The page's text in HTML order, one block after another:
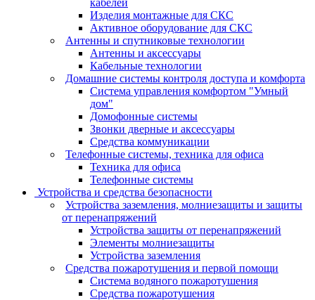
кабелей
Изделия монтажные для СКС
Активное оборудование для СКС
Антенны и спутниковые технологии
Антенны и аксессуары
Кабельные технологии
Домашние системы контроля доступа и комфорта
Система управления комфортом "Умный
дом"
Домофонные системы
Звонки дверные и аксессуары
Средства коммуникации
Телефонные системы, техника для офиса
Техника для офиса
Телефонные системы
Устройства и средства безопасности
Устройства заземления, молниезащиты и защиты
от перенапряжений
Устройства защиты от перенапряжений
Элементы молниезащиты
Устройства заземления
Средства пожаротушения и первой помощи
Система водяного пожаротушения
Средства пожаротушения